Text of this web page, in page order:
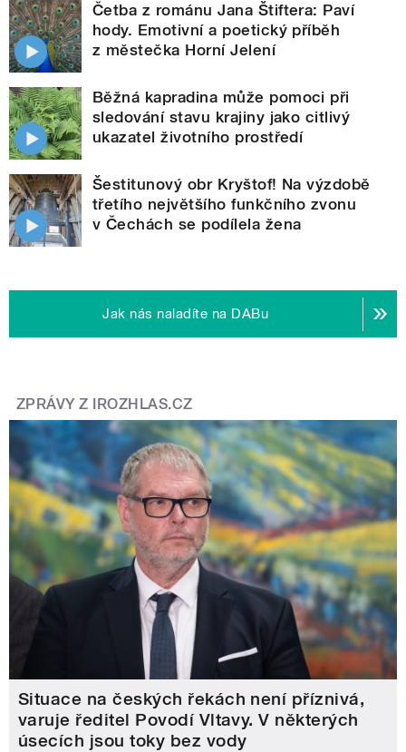
Četba z románu Jana Štiftera: Paví
hody. Emotivní a poetický příběh
z městečka Horní Jelení
Běžná kapradina může pomoci při
sledování stavu krajiny jako citlivý
ukazatel životního prostředí
Šestitunový obr Kryštof! Na výzdobě
třetího největšího funkčního zvonu
v Čechách se podílela žena
Jak nás naladíte na DABu
ZPRÁVY Z IROZHLAS.CZ
Situace na českých řekách není příznivá,
varuje ředitel Povodí Vltavy. V některých
úsecích jsou toky bez vody